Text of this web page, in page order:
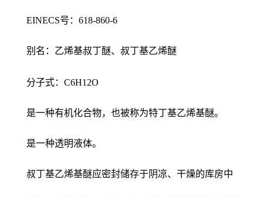
EINECS号：618-860-6
别名：乙烯基叔丁醚、叔丁基乙烯醚
分子式：C6H12O
是一种有机化合物，也被称为特丁基乙烯基醚。
是一种透明液体。
叔丁基乙烯基醚应密封储存于阴凉、干燥的库房中